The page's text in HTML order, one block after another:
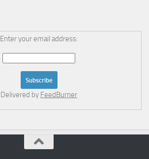
Enter your email address:
Delivered by FeedBurner